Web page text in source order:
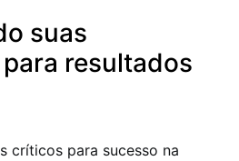
suas
resultados
críticos para sucesso na